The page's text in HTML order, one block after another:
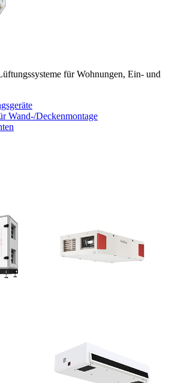
für Wohnungen, Ein- und
Wand-/Deckenmontage